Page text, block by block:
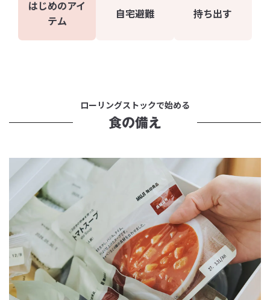
はじめのアイ
テム
自宅避難 持ち出す
ローリングストックで始める
食の備え